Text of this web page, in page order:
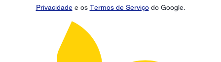
Privacidadee os Termos de Serviçodo Google.